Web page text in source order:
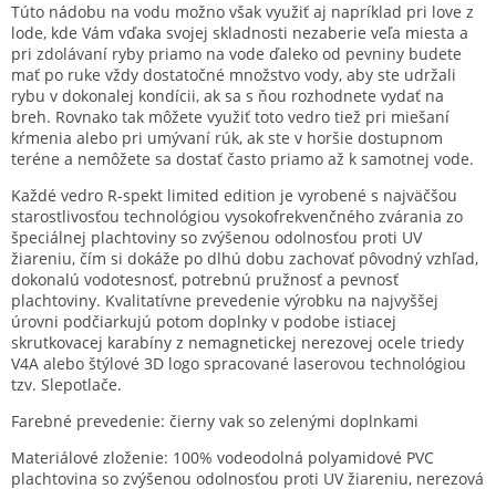
Túto nádobu na vodu možno však využiť aj napríklad pri love z
lode, kde Vám vďaka svojej skladnosti nezaberie veľa miesta a
pri zdolávaní ryby priamo na vode ďaleko od pevniny budete
mať po ruke vždy dostatočné množstvo vody, aby ste udržali
rybu v dokonalej kondícii, ak sa s ňou rozhodnete vydať na
breh. Rovnako tak môžete využiť toto vedro tiež pri miešaní
kŕmenia alebo pri umývaní rúk, ak ste v horšie dostupnom
teréne a nemôžete sa dostať často priamo až k samotnej vode.
Každé vedro R-spekt limited edition je vyrobené s najväčšou
starostlivosťou technológiou vysokofrekvenčného zvárania zo
špeciálnej plachtoviny so zvýšenou odolnosťou proti UV
žiareniu, čím si dokáže po dlhú dobu zachovať pôvodný vzhľad,
dokonalú vodotesnosť, potrebnú pružnosť a pevnosť
plachtoviny. Kvalitatívne prevedenie výrobku na najvyššej
úrovni podčiarkujú potom doplnky v podobe istiacej
skrutkovacej karabíny z nemagnetickej nerezovej ocele triedy
V4A alebo štýlové 3D logo spracované laserovou technológiou
tzv. Slepotlače.
Farebné prevedenie: čierny vak so zelenými doplnkami
Materiálové zloženie: 100% vodeodolná polyamidové PVC
plachtovina so zvýšenou odolnosťou proti UV žiareniu, nerezová